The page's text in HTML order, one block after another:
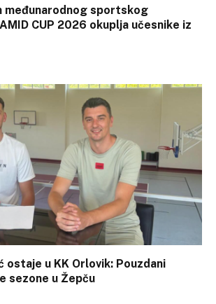
međunarodnog sportskog
CUP 2026 okuplja učesnike iz
ostaje u KK Orlovik: Pouzdani
sezone u Žepču